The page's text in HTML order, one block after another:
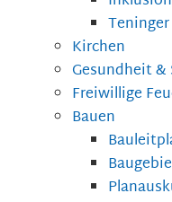
Kirchen
Gesundheit &
Freiwillige
Bauen